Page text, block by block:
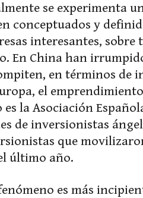
se experimenta
conceptuados y
interesantes, sobre
En China han
en términos de
el
la Asociación
de inversionistas
que
último año.
es más